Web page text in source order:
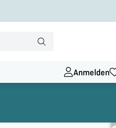
Anmelden